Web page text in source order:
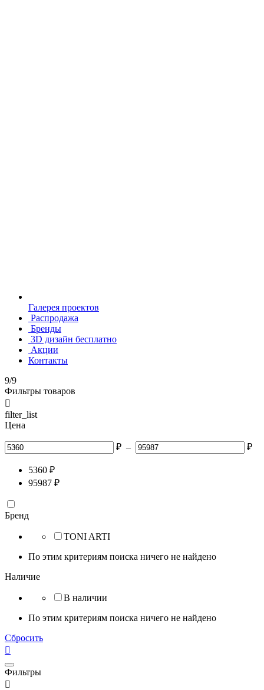
Галерея проектов
Распродажа
Бренды
3D дизайн бесплатно
Акции
Контакты
9/9
Фильтры товаров

filter_list
Цена
₽ – ₽
5360 ₽
95987 ₽
Бренд
TONI ARTI
По этим критериям поиска ничего не найдено
Наличие
В наличии
По этим критериям поиска ничего не найдено
Сбросить

Фильтры
